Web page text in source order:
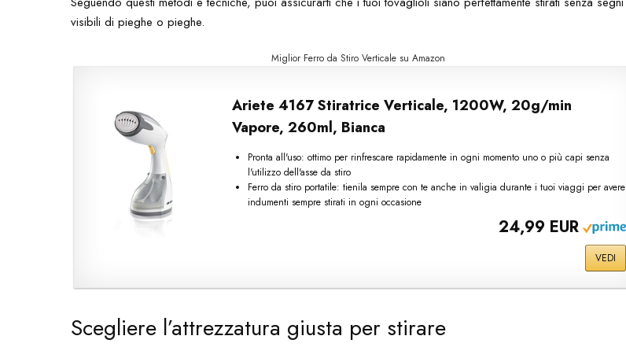
visibili di pieghe o pieghe.
Miglior Ferro da Stiro Verticale su Amazon
Ariete 4167 Stiratrice Verticale, 1200W, 20g/min
Vapore, 260ml, Bianca
Pronta all'uso: ottimo per rinfrescare rapidamente in ogni momento uno o più capi senza
l'utilizzo dell'asse da stiro
Ferro da stiro portatile: tienila sempre con te anche in valigia durante i tuoi viaggi per avere
indumenti sempre stirati in ogni occasione
24,99 EUR
VEDI
Scegliere l’attrezzatura giusta per stirare